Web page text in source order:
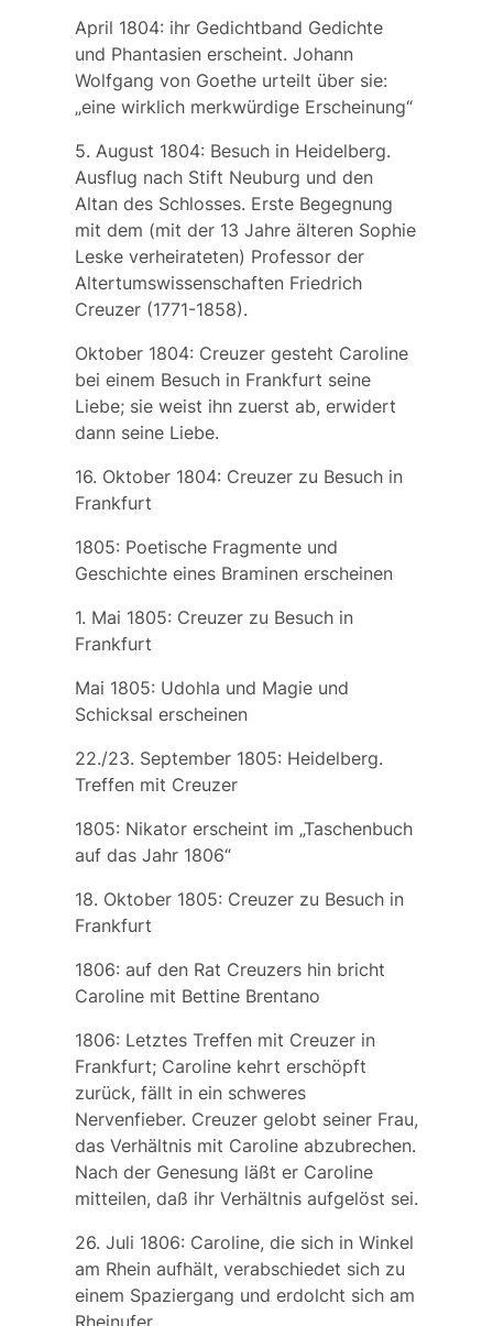
April 1804: ihr Gedichtband Gedichte
und Phantasienerscheint. Johann
Wolfgang von Goethe urteilt über sie:
„eine wirklich merkwürdige Erscheinung“
5. August 1804: Besuch in Heidelberg.
Ausflug nach Stift Neuburg und den
Altan des Schlosses. Erste Begegnung
mit dem (mit der 13 Jahre älteren Sophie
Leske verheirateten) Professor der
Altertumswissenschaften Friedrich
Creuzer(1771-1858).
Oktober 1804: Creuzer gesteht Caroline
bei einem Besuch in Frankfurt seine
Liebe; sie weist ihn zuerst ab, erwidert
dann seine Liebe.
16. Oktober 1804: Creuzer zu Besuch in
Frankfurt
1805: Poetische Fragmenteund
Geschichte eines Braminenerscheinen
1. Mai 1805: Creuzer zu Besuch in
Frankfurt
Mai 1805: Udohla und Magie und
Schicksal erscheinen
22./23. September 1805: Heidelberg.
Treffen mit Creuzer
1805: Nikatorerscheint im „Taschenbuch
auf das Jahr 1806“
18. Oktober 1805: Creuzer zu Besuch in
Frankfurt
1806: auf den Rat Creuzers hin bricht
Caroline mit Bettine Brentano
1806: Letztes Treffen mit Creuzer in
Frankfurt; Caroline kehrt erschöpft
zurück, fällt in ein schweres
Nervenfieber. Creuzer gelobt seiner Frau,
das Verhältnis mit Caroline abzubrechen.
Nach der Genesung läßt er Caroline
mitteilen, daß ihr Verhältnis aufgelöst sei.
26. Juli 1806: Caroline, die sich in Winkel
am Rhein aufhält, verabschiedet sich zu
einem Spaziergang und erdolcht sich am